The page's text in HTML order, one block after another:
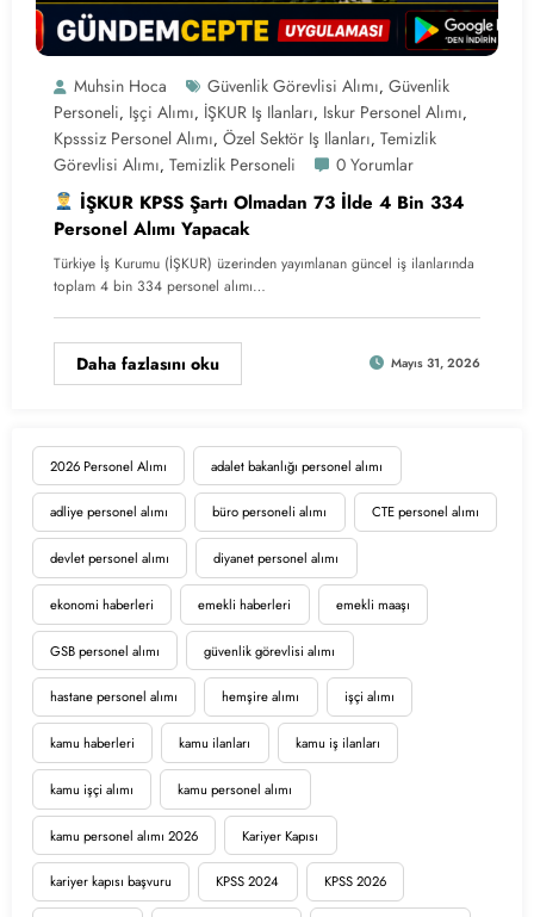
2026 Personel Alımı adalet bakanlığı personel alımı
adliye personel alımı büro personeli alımı CTE personel alımı
devlet personel alımı diyanet personel alımı
ekonomi haberleri emekli haberleri emekli maaşı
GSB personel alımı güvenlik görevlisi alımı
hastane personel alımı hemşire alımı işçi alımı
kamu haberleri kamu ilanları kamu iş ilanları
kamu işçi alımı kamu personel alımı
kamu personel alımı 2026 Kariyer Kapısı
kariyer kapısı başvuru KPSS 2024 KPSS 2026
Muhsin Hoca Güvenlik Görevlisi Alımı, Güvenlik
Personeli, Işçi Alımı, İŞKUR Iş Ilanları, Iskur Personel Alımı,
Kpsssiz Personel Alımı, Özel Sektör Iş Ilanları, Temizlik
Görevlisi Alımı, Temizlik Personeli 0 Yorumlar
İŞKUR KPSS Şartı Olmadan 73 İlde 4 Bin 334
Personel Alımı Yapacak
Türkiye İş Kurumu (İŞKUR) üzerinden yayımlanan güncel iş ilanlarında
toplam 4 bin 334 personel alımı…
Daha fazlasını oku Mayıs 31, 2026